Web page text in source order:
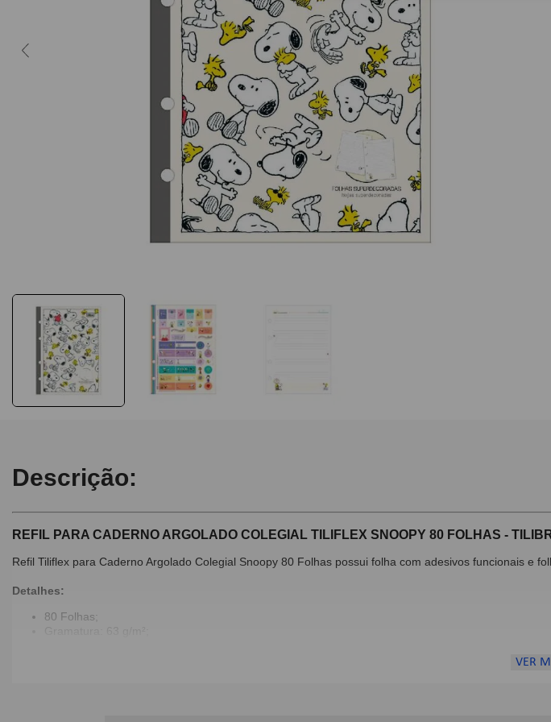
Descrição:
REFIL PARA CADERNO ARGOLADO COLEGIAL TILIFLEX SNOOPY 80 FOLHAS -
Refil Tiliflex para Caderno Argolado Colegial Snoopy 80 Folhas possui folha com adesivos funcionais e
Detalhes:
80 Folhas;
VER
10 º post it